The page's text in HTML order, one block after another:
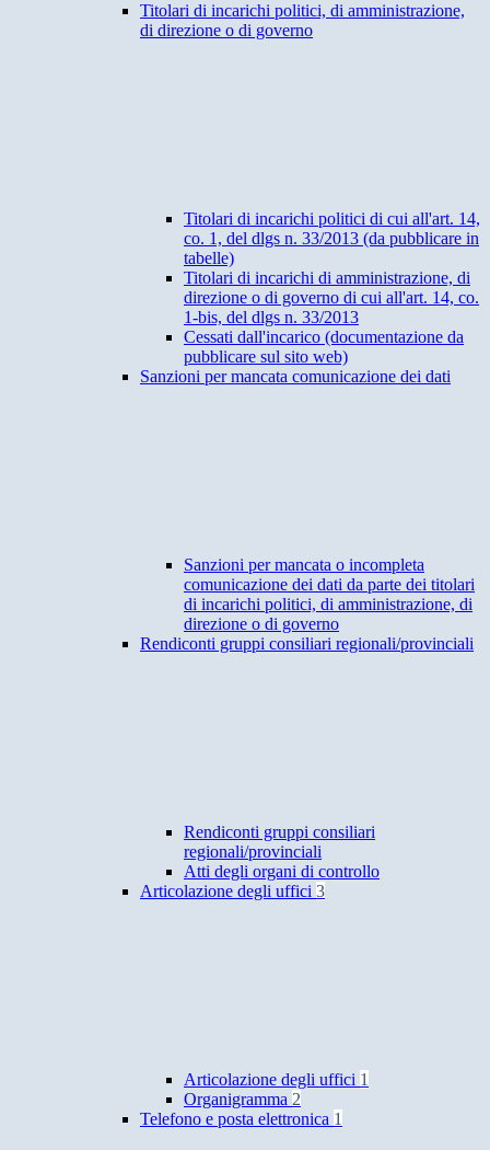
Titolari di incarichi politici, di amministrazione,
di direzione o di governo
Titolari di incarichi politici di cui all'art. 14,
co. 1, del dlgs n. 33/2013 (da pubblicare in
tabelle)
Titolari di incarichi di amministrazione, di
direzione o di governo di cui all'art. 14, co.
1-bis, del dlgs n. 33/2013
Cessati dall'incarico (documentazione da
pubblicare sul sito web)
Sanzioni per mancata comunicazione dei dati
Sanzioni per mancata o incompleta
comunicazione dei dati da parte dei titolari
di incarichi politici, di amministrazione, di
direzione o di governo
Rendiconti gruppi consiliari regionali/provinciali
Rendiconti gruppi consiliari
regionali/provinciali
Atti degli organi di controllo
Articolazione degli uffici 3
Articolazione degli uffici 1
Organigramma 2
Telefono e posta elettronica 1